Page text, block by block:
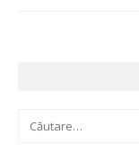
Caută